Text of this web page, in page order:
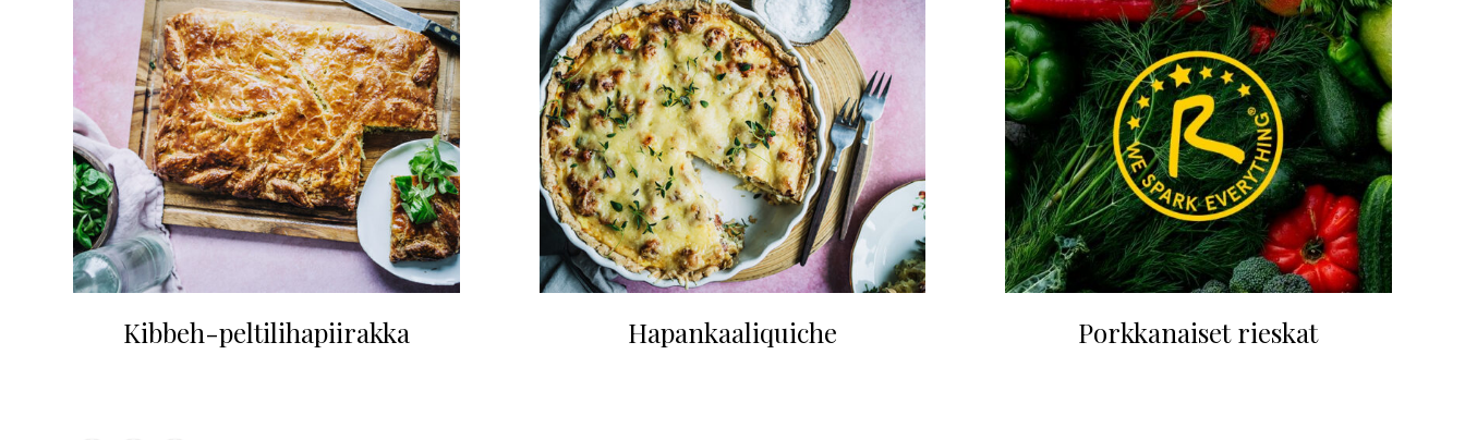
Kibbeh-peltilihapiirakka Hapankaaliquiche Porkkanaiset rieskat